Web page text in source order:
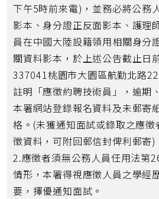
下午5時前來電)，並務必將公務
影本、身分證正反面影本、護理
員在中國大陸設籍領用相關身分
關資料影本，於上述公告截止日
337041桃園市大園區航勤北路
註明「應徵約聘技術員」，逾期
本署網站登錄報名資料及未郵寄
格。(未獲通知面試或錄取之應
徵資料，可附回郵信封俾利郵寄)
2.應徵者須無公務人員任用法第
情形，本署得視應徵人員之學經
要，擇優通知面試。